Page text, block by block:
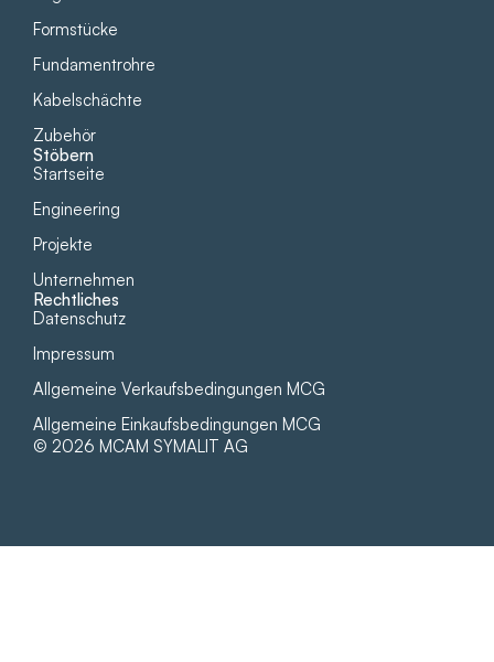
Formstücke
Fundament­rohre
Kabelschächte
Zubehör
Stöbern
Startseite
Engineering
Projekte
Unternehmen
Rechtliches
Datenschutz
Impressum
Allgemeine Verkaufsbedingungen MCG
Allgemeine Einkaufsbedingungen MCG
© 2026 MCAM SYMALIT AG